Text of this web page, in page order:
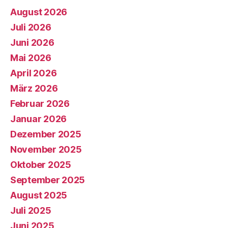
August 2026
Juli 2026
Juni 2026
Mai 2026
April 2026
März 2026
Februar 2026
Januar 2026
Dezember 2025
November 2025
Oktober 2025
September 2025
August 2025
Juli 2025
Juni 2025